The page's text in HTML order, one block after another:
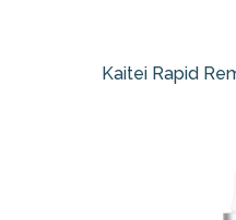
Kaitei Rapid